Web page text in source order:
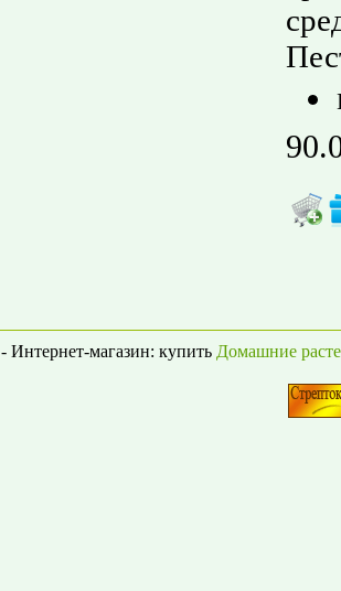
- Интернет-магазин: купить Домашние